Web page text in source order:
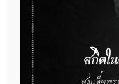
กองควบคุมเครื่องมือแ
กฎหมาย จำนวน 3 ฉบับ
22 กรกฎาคม 2026